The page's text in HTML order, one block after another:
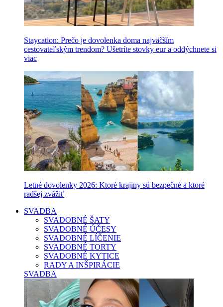
Staycation: Prečo je dovolenka doma najväčším
cestovateľským trendom? Ušetríte stovky eur a oddýchnete si
viac
Letné dovolenky 2026: Ktoré krajiny sú bezpečné a ktoré
radšej zvážiť
SVADBA
SVADOBNÉ ŠATY
SVADOBNÉ ÚČESY
SVADOBNÉ LÍČENIE
SVADOBNÉ TORTY
SVADOBNÉ KYTICE
RADY A INŠPIRÁCIE
SVADBA